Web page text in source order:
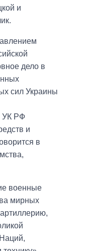
и
дело в
сил Украины
УК РФ
и
в
военные
мирных